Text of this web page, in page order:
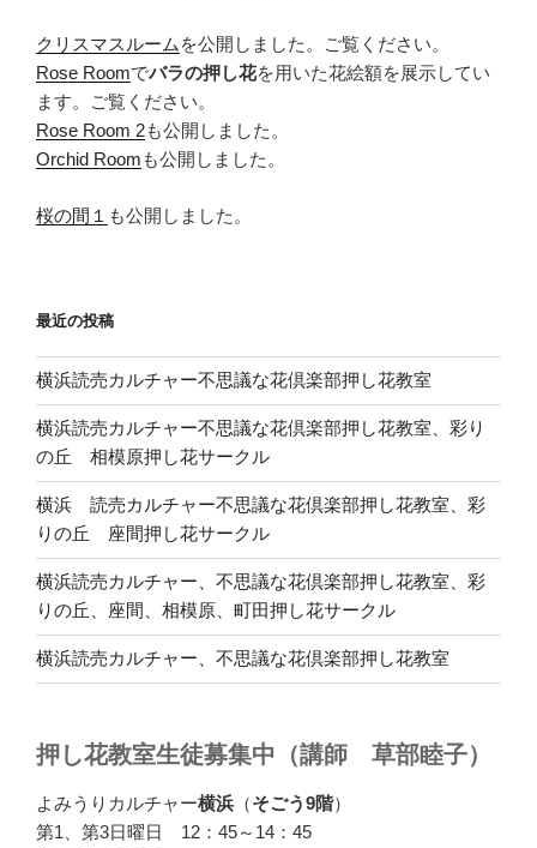
クリスマスルーム を公開しました。ご覧ください。
Rose Roomでバラの押し花を用いた花絵額を展示してい
ます。ご覧ください。
Rose Room 2も公開しました。
Orchid Room も公開しました。
桜の間１ も公開しました。
最近の投稿
横浜読売カルチャー不思議な花倶楽部押し花教室
横浜読売カルチャー不思議な花倶楽部押し花教室、彩り
の丘 相模原押し花サークル
横浜 読売カルチャー不思議な花倶楽部押し花教室、彩
りの丘 座間押し花サークル
横浜読売カルチャー、不思議な花倶楽部押し花教室、彩
りの丘、座間、相模原、町田押し花サークル
横浜読売カルチャー、不思議な花倶楽部押し花教室
押し花教室生徒募集中（講師 草部睦子）
よみうりカルチャー横浜 （そごう9階）
第1、第3日曜日 12：45～14：45